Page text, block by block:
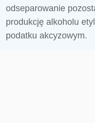
odseparowanie
produkcję alkoholu
podatku akcyzowym.